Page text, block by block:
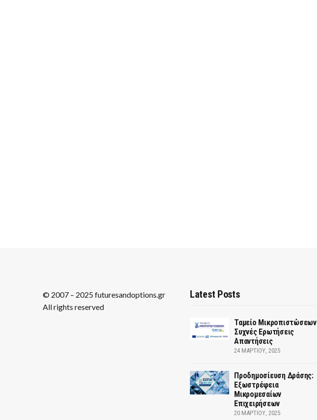
© 2007 – 2025 futuresandoptions.gr
All rights reserved
Latest Posts
Ταμείο Μικροπιστώσεων
Συχνές Ερωτήσεις
Απαντήσεις
24 ΜΑΡΤΊΟΥ, 2025
Προδημοσίευση Δράσης:
Εξωστρέφεια
Μικρομεσαίων
Επιχειρήσεων
20 ΜΑΡΤΊΟΥ, 2025